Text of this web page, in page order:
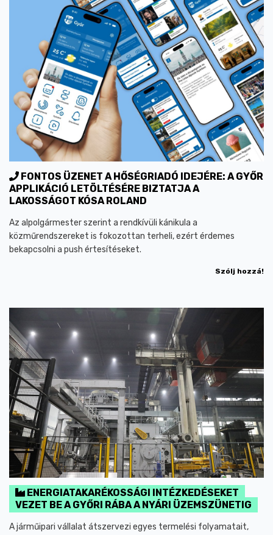
FONTOS ÜZENET A HŐSÉGRIADÓ IDEJÉRE: A GYŐR
APPLIKÁCIÓ LETÖLTÉSÉRE BIZTATJA A
LAKOSSÁGOT KÓSA ROLAND
Az alpolgármester szerint a rendkívüli kánikula a
közműrendszereket is fokozottan terheli, ezért érdemes
bekapcsolni a push értesítéseket.
Szólj hozzá!
ENERGIATAKARÉKOSSÁGI INTÉZKEDÉSEKET
VEZET BE A GYŐRI RÁBA A NYÁRI ÜZEMSZÜNETIG
A járműipari vállalat átszervezi egyes termelési folyamatait,